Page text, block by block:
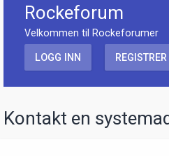
Rockeforum
Velkommen til Rockeforumer
LOGG INN REGISTRER
Kontakt en